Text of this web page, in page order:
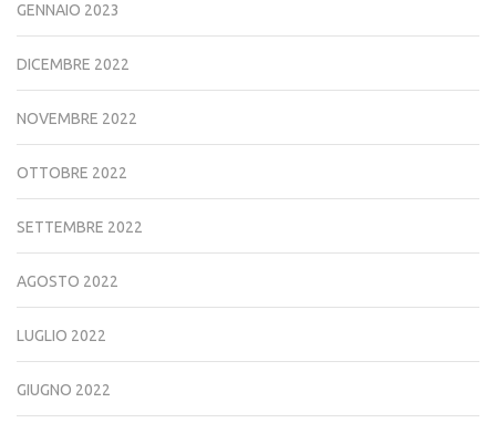
GENNAIO 2023
DICEMBRE 2022
NOVEMBRE 2022
OTTOBRE 2022
SETTEMBRE 2022
AGOSTO 2022
LUGLIO 2022
GIUGNO 2022